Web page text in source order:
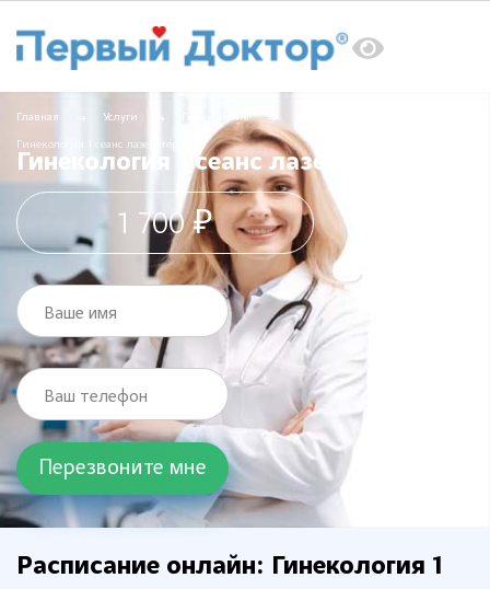
Главная Услуги Гинекология
Гинекология 1 сеанс лазеротерапии
Гинекология 1 сеанс лазеротерапии
1 700 ₽
Ваше имя
Ваш телефон
Расписание онлайн: Гинекология 1